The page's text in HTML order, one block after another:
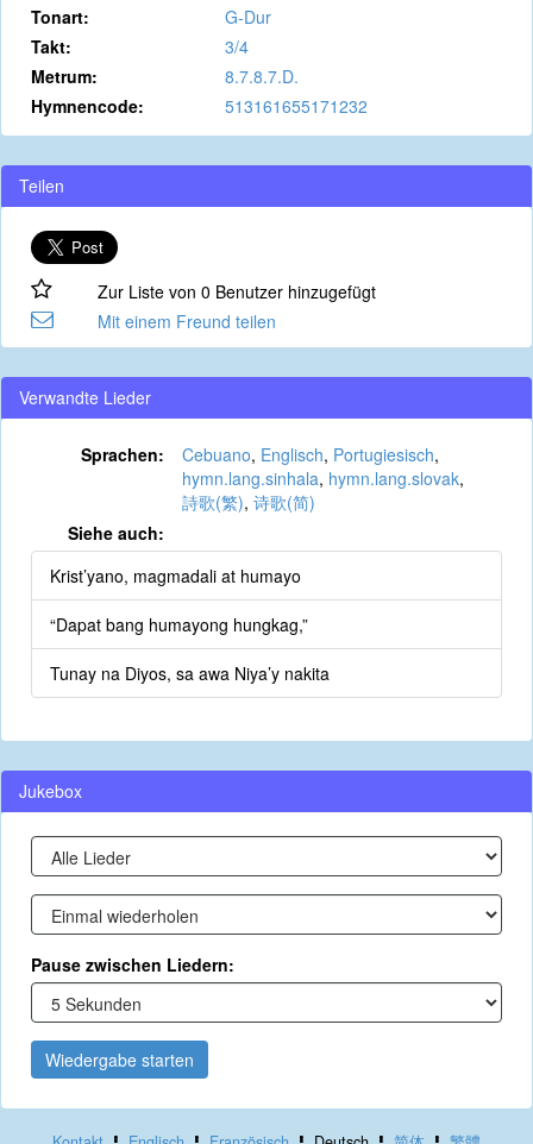
Tonart:
G-Dur
Takt:
3/4
Metrum:
8.7.8.7.D.
Hymnencode:
513161655171232
Teilen
Zur Liste von 0 Benutzer hinzugefügt
Mit einem Freund teilen
Verwandte Lieder
Sprachen: Cebuano, Englisch, Portugiesisch,
hymn.lang.sinhala, hymn.lang.slovak,
詩歌(繁), 诗歌(简)
Siehe auch:
Krist’yano, magmadali at humayo
“Dapat bang humayong hungkag,”
Tunay na Diyos, sa awa Niya’y nakita
Jukebox
Pause zwischen Liedern:
Wiedergabe starten